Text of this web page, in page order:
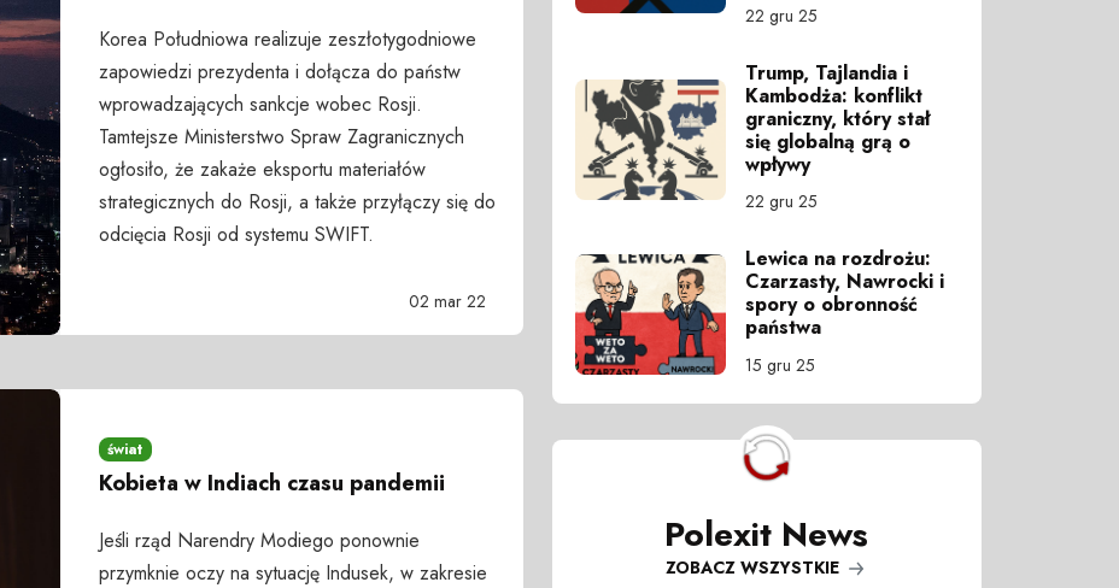
Korea Południowa realizuje zeszłotygodniowe
zapowiedzi prezydenta i dołącza do państw
wprowadzających sankcje wobec Rosji.
Tamtejsze Ministerstwo Spraw Zagranicznych
ogłosiło, że zakaże eksportu materiałów
strategicznych do Rosji, a także przyłączy się do
odcięcia Rosji od systemu SWIFT.
02 mar 22
świat
Kobieta w Indiach czasu pandemii
Jeśli rząd Narendry Modiego ponownie
przymknie oczy na sytuację Indusek, w zakresie
22 gru 25
Trump, Tajlandia i
Kambodża: konflikt
graniczny, który stał
się globalną grą o
wpływy
22 gru 25
Lewica na rozdrożu:
Czarzasty, Nawrocki i
spory o obronność
państwa
15 gru 25
Polexit News
ZOBACZ WSZYSTKIE